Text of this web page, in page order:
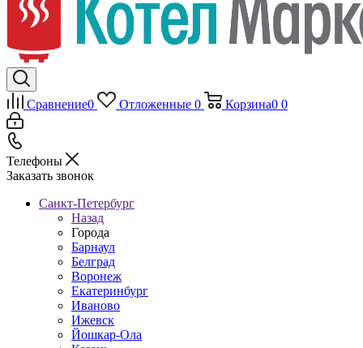
Сравнение0 Отложенные 0 Корзина0 0
Телефоны
Заказать звонок
Санкт-Петербург
Назад
Города
Барнаул
Белград
Воронеж
Екатеринбург
Иваново
Ижевск
Йошкар-Ола